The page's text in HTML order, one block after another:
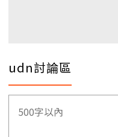
udn討論區